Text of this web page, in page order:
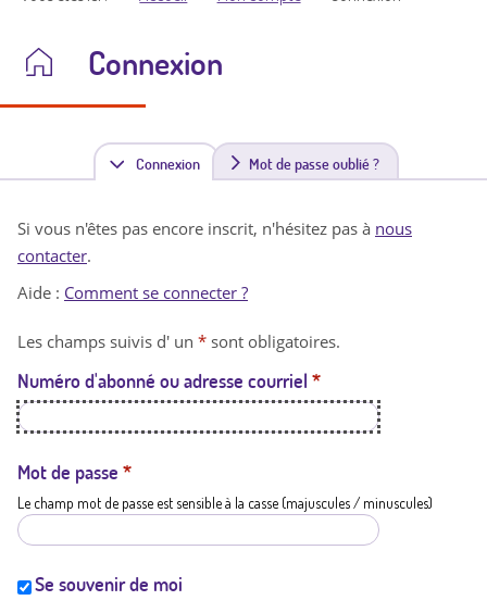
Connexion
Connexion(
n
t
a
t
i
Mot de passe oublié ?
Si vous n'êtes pas encore inscrit, n'hésitez pas à nous
contacter.
Aide : Comment se connecter ?
Les champs suivis d' un * sont obligatoires.
Numéro d'abonné ou adresse courriel *
Mot de passe *
Le champ mot de passe est sensible à la casse (majuscules / minuscules)
Se souvenir de moi